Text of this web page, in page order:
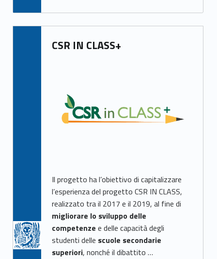
CSR IN CLASS+
Il progetto ha l’obiettivo di capitalizzare
l’esperienza del progetto CSR IN CLASS,
realizzato tra il 2017 e il 2019, al fine di
migliorare lo sviluppo delle
competenze e delle capacità degli
studenti delle scuole secondarie
superiori, nonché il dibattito …